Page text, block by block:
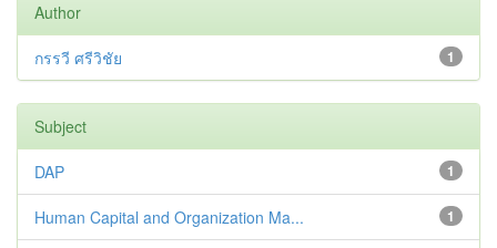
Author
1
กรรวี ศรีวิชัย
Subject
1
DAP
1
Human Capital and Organization Ma...